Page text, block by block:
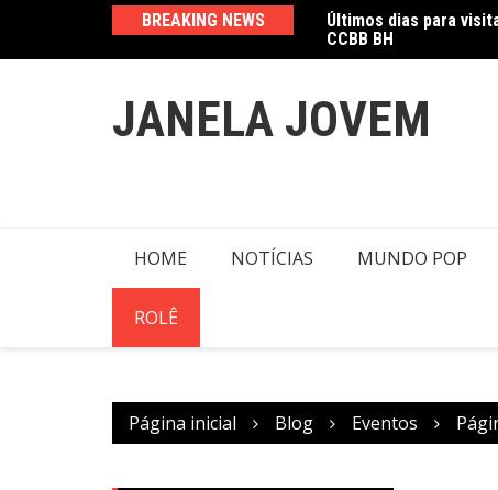
o
BREAKING NEWS
Amanda Mangili
JANELA JOVEM
HOME NOTÍCIAS MUNDO POP
ROLÊ
Página inicial Blog Eventos